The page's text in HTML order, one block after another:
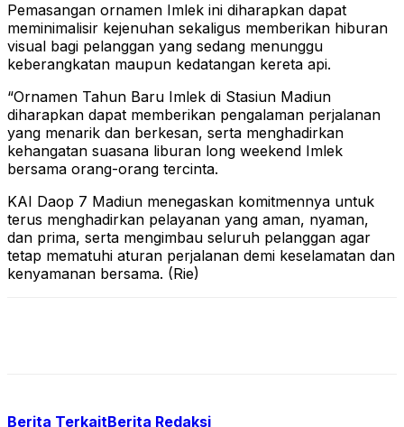
Pemasangan ornamen Imlek ini diharapkan dapat
meminimalisir kejenuhan sekaligus memberikan hiburan
visual bagi pelanggan yang sedang menunggu
keberangkatan maupun kedatangan kereta api.
“Ornamen Tahun Baru Imlek di Stasiun Madiun
diharapkan dapat memberikan pengalaman perjalanan
yang menarik dan berkesan, serta menghadirkan
kehangatan suasana liburan long weekend Imlek
bersama orang-orang tercinta.
KAI Daop 7 Madiun menegaskan komitmennya untuk
terus menghadirkan pelayanan yang aman, nyaman,
dan prima, serta mengimbau seluruh pelanggan agar
tetap mematuhi aturan perjalanan demi keselamatan dan
kenyamanan bersama. (Rie)
Berita TerkaitBerita Redaksi